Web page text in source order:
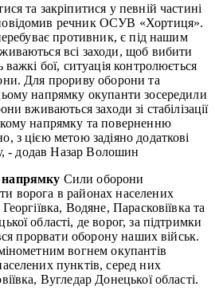
та закріпитися у певній частині
речник ОСУВ «Хортиця».
противник, є під нашим
всі заходи, щоб вибити
бої, ситуація контролюється
Для прориву оборони та
напрямку окупанти зосередили
вживаються заходи зі стабілізації
напрямку та поверненню
з цією метою задіяно додаткові
- додав Назар Волошин
Сили оборони
ворога в районах населених
Водяне, Парасковіївка та
області, де ворог, за підтримки
прорвати оборону наших військ.
вогнем окупантів
пунктів, серед них
Вугледар Донецької області.